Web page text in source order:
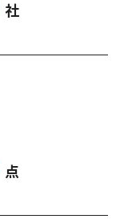
社
点